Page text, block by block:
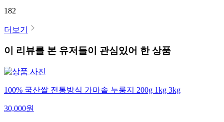
182
더보기
이 리뷰를 본 유저들이 관심있어 한 상품
100% 국산쌀 전통방식 가마솥 누룽지 200g 1kg 3kg
30,000원